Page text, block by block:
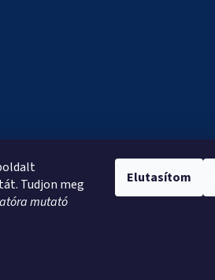
Tudjon meg
mutató
Elutasítom